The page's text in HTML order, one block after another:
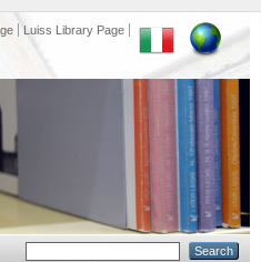
Luiss Library Page